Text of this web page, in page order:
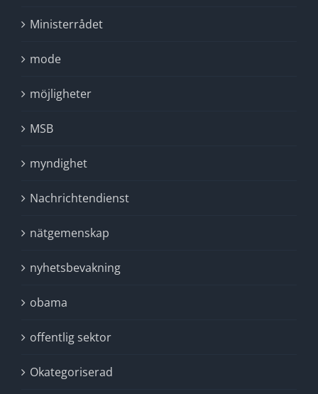
Ministerrådet
mode
möjligheter
MSB
myndighet
Nachrichtendienst
nätgemenskap
nyhetsbevakning
obama
offentlig sektor
Okategoriserad